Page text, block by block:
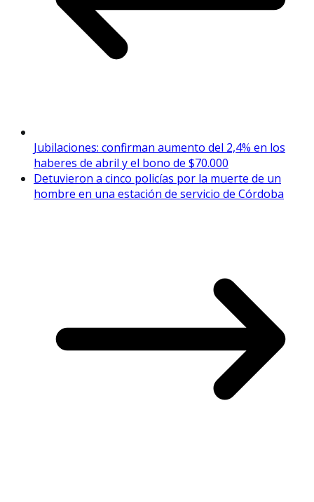
Jubilaciones: confirman aumento del 2,4% en los
haberes de abril y el bono de $70.000
Detuvieron a cinco policías por la muerte de un
hombre en una estación de servicio de Córdoba